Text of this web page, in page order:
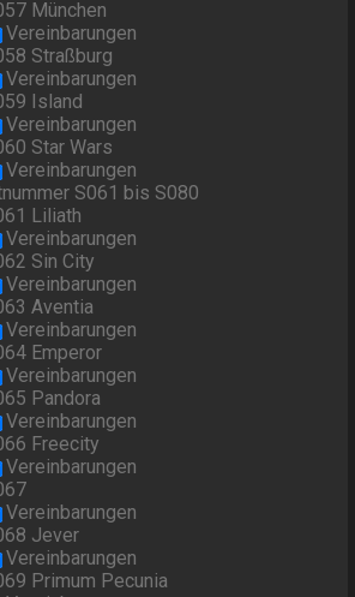
München
Vereinbarungen
Straßburg
Vereinbarungen
Island
Vereinbarungen
Star Wars
Vereinbarungen
S061 bis S080
Liliath
Vereinbarungen
Sin City
Vereinbarungen
Aventia
Vereinbarungen
Emperor
Vereinbarungen
Pandora
Vereinbarungen
Freecity
Vereinbarungen
Vereinbarungen
Jever
Vereinbarungen
Primum Pecunia